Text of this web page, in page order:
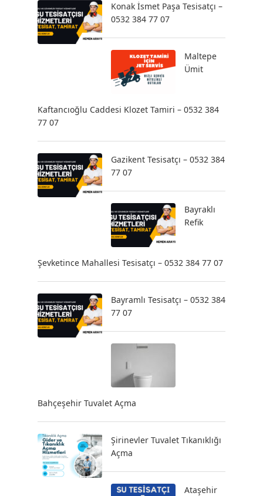
Konak İsmet Paşa Tesisatçı –
0532 384 77 07
Maltepe
Ümit
Kaftancıoğlu Caddesi Klozet Tamiri – 0532 384
77 07
Gazikent Tesisatçı – 0532 384
77 07
Bayraklı
Refik
Şevketince Mahallesi Tesisatçı – 0532 384 77 07
Bayramlı Tesisatçı – 0532 384
77 07
Bahçeşehir Tuvalet Açma
Şirinevler Tuvalet Tıkanıklığı
Açma
Ataşehir